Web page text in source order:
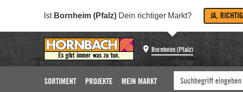
Ist Bornheim (Pfalz) Dein richtiger Markt? JA, RICHTIG
Bornheim (Pfalz)
SORTIMENT PROJEKTE MEIN MARKT